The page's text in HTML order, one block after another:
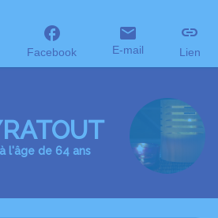
Facebook E-mail Lien
l'âge de 64 ans